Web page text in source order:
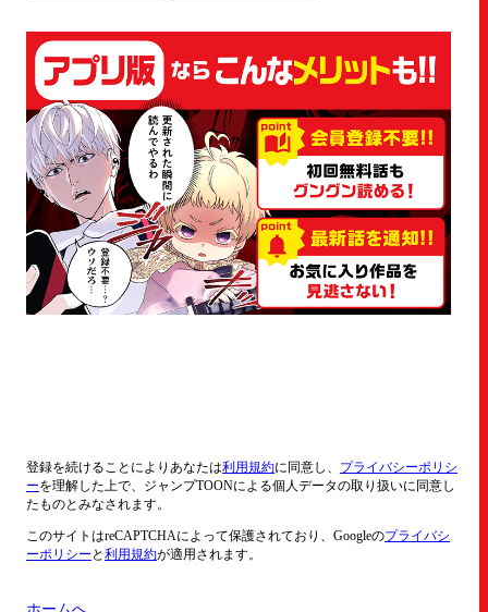
登録を続けることによりあなたは利用規約に同意し、 プライバシーポリシ
ーを理解した上で、ジャンプTOONによる個人データの取り扱いに同意し
たものとみなされます。
このサイトはreCAPTCHAによって保護されており、Googleのプライバシ
ーポリシー と利用規約が適用されます。